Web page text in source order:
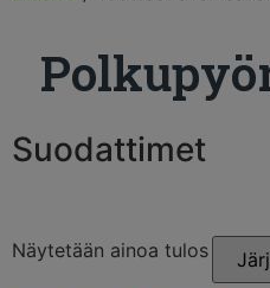
Suodattimet
Näytetään ainoa tulos